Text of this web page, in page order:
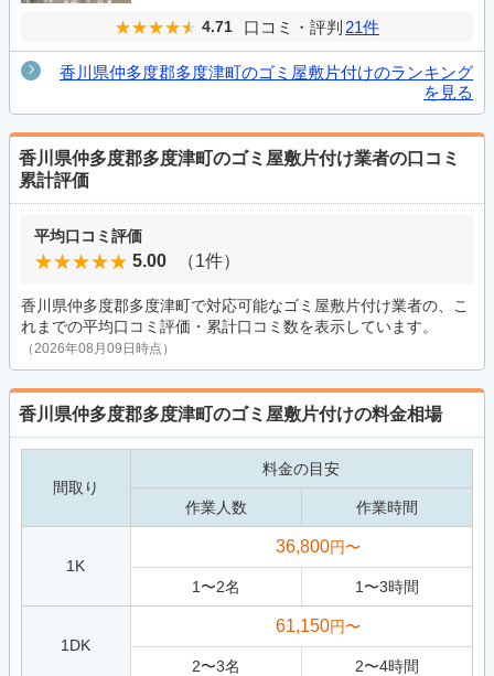
4.71 口コミ・評判 21件
香川県仲多度郡多度津町のゴミ屋敷片付けのランキング
を見る
香川県仲多度郡多度津町のゴミ屋敷片付け業者の口コミ
累計評価
平均口コミ評価
5.00 （1件）
香川県仲多度郡多度津町で対応可能なゴミ屋敷片付け業者の、こ
れまでの平均口コミ評価・累計口コミ数を表示しています。
（2026年08月09日時点）
香川県仲多度郡多度津町のゴミ屋敷片付けの料金相場
間取り
料金の目安
作業人数 作業時間
1K
36,800円〜
1 〜2名 1 〜3時間
1DK
61,150円〜
2〜3名 2〜4時間